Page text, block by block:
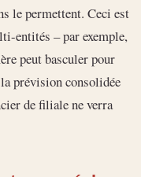
le permettent. Ceci est
entités – par exemple,
peut basculer pour
prévision consolidée
de filiale ne verra